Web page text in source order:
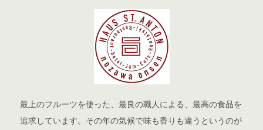
最上のフルーツを使った、最良の職人による、最高の食品を
追求しています。その年の気候で味も香りも違うというのが